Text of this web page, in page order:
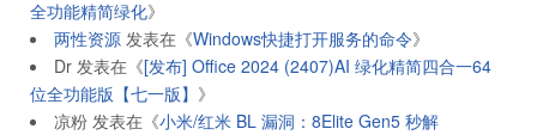
全功能精简绿化》
两性资源 发表在《Windows快捷打开服务的命令》
Dr 发表在《[发布] Office 2024 (2407)AI 绿化精简四合一64
位全功能版【七一版】 》
凉粉 发表在《小米/红米 BL 漏洞：8Elite Gen5 秒解